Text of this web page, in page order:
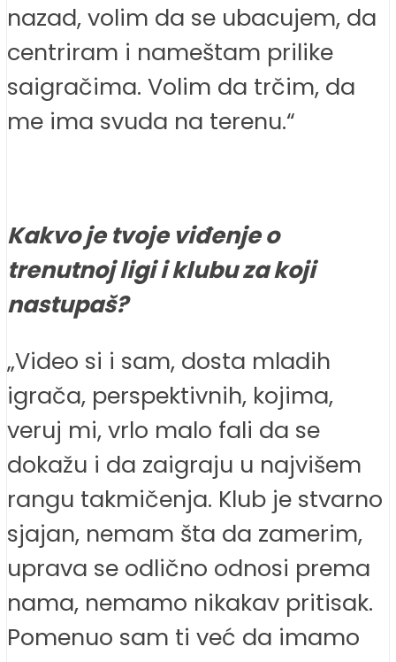
nazad, volim da se ubacujem, da
centriram i nameštam prilike
saigračima. Volim da trčim, da
me ima svuda na terenu.“
Kakvo je tvoje viđenje o
trenutnoj ligi i klubu za koji
nastupaš?
„Video si i sam, dosta mladih
igrača, perspektivnih, kojima,
veruj mi, vrlo malo fali da se
dokažu i da zaigraju u najvišem
rangu takmičenja. Klub je stvarno
sjajan, nemam šta da zamerim,
uprava se odlično odnosi prema
nama, nemamo nikakav pritisak.
Pomenuo sam ti već da imamo